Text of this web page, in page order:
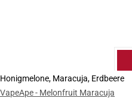
Honigmelone, Maracuja, Erdbeere
VapeApe - Melonfruit Maracuja